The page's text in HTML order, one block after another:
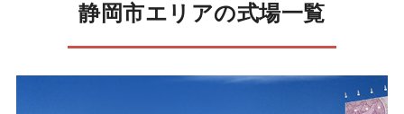
静岡市エリアの式場一覧